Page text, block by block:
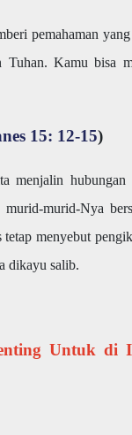
pemahaman
Tuhan. Kamu bisa
15: 12-15)
hubungan
murid-Nya
menyebut
dikayu salib.
Untuk di